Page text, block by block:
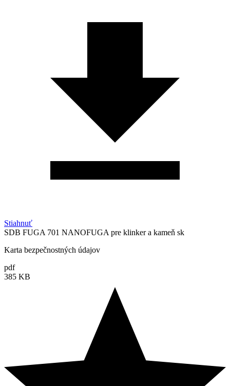
Stiahnuť
SDB FUGA 701 NANOFUGA pre klinker a kameň sk
Karta bezpečnostných údajov
pdf
385 KB